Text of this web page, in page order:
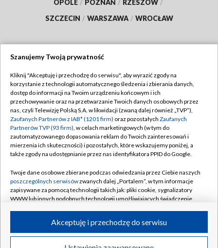
OPOLE / POZNAŃ / RZESZÓW /
SZCZECIN / WARSZAWA / WROCŁAW
TVP
Abonament TVP
Emisja w TVP
Centrum informacji TVP
Naziemna Telewizja Cyfrowa
Rada Programowa
System NOS
Informacje o nadawcy
Program dla prasy
Regulamin TVP
Polityka prywatności
Moje zgody
Pomoc
Kontakt
Kanały
©2026 Telewizja Polska S.A. w likwidacji
Szanujemy Twoją prywatność
Kliknij "Akceptuję i przechodzę do serwisu", aby wyrazić zgody na
korzystanie z technologii automatycznego śledzenia i zbierania danych,
dostęp do informacji na Twoim urządzeniu końcowym i ich
przechowywanie oraz na przetwarzanie Twoich danych osobowych przez
nas, czyli Telewizję Polską S.A. w likwidacji (zwaną dalej również „TVP”),
Zaufanych Partnerów z IAB* (1201 firm) oraz pozostałych Zaufanych
Partnerów TVP (93 firm), w celach marketingowych (w tym do
zautomatyzowanego dopasowania reklam do Twoich zainteresowań i
mierzenia ich skuteczności) i pozostałych, które wskazujemy poniżej, a
także zgody na udostępnianie przez nas identyfikatora PPID do Google.
Twoje dane osobowe zbierane podczas odwiedzania przez Ciebie naszych
poszczególnych serwisówzwanych dalej „Portalem”, w tym informacje
zapisywane za pomocą technologii takich jak: pliki cookie, sygnalizatory
WWW lub innych podobnych technologii umożliwiających świadczenie
ruchu w Internecie.
Twoje dane osobowe zbierane podczas odwiedzania przez Ciebie
Akceptuję i przechodzę do serwisu